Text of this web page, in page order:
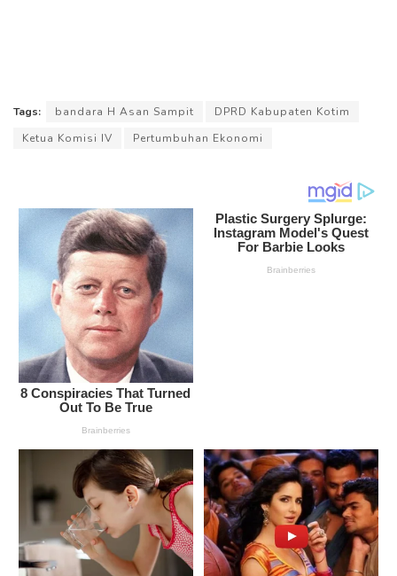
Tags: bandara H Asan Sampit
DPRD Kabupaten Kotim
Ketua Komisi IV
Pertumbuhan Ekonomi